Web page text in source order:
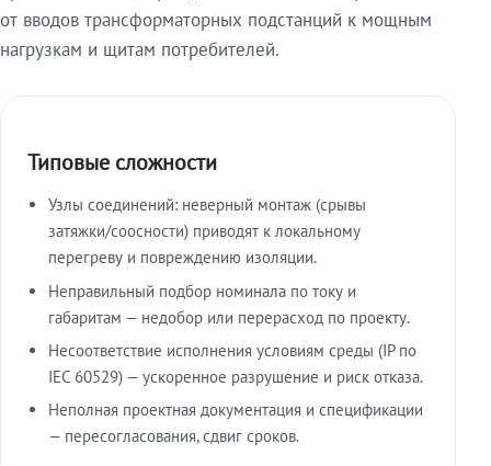
от вводов трансформаторных подстанций к мощным
нагрузкам и щитам потребителей.
Типовые сложности
Узлы соединений: неверный монтаж (срывы
затяжки/соосности) приводят к локальному
перегреву и повреждению изоляции.
Неправильный подбор номинала по току и
габаритам — недобор или перерасход по проекту.
Несоответствие исполнения условиям среды (IP по
IEC 60529) — ускоренное разрушение и риск отказа.
Неполная проектная документация и спецификации
— пересогласования, сдвиг сроков.